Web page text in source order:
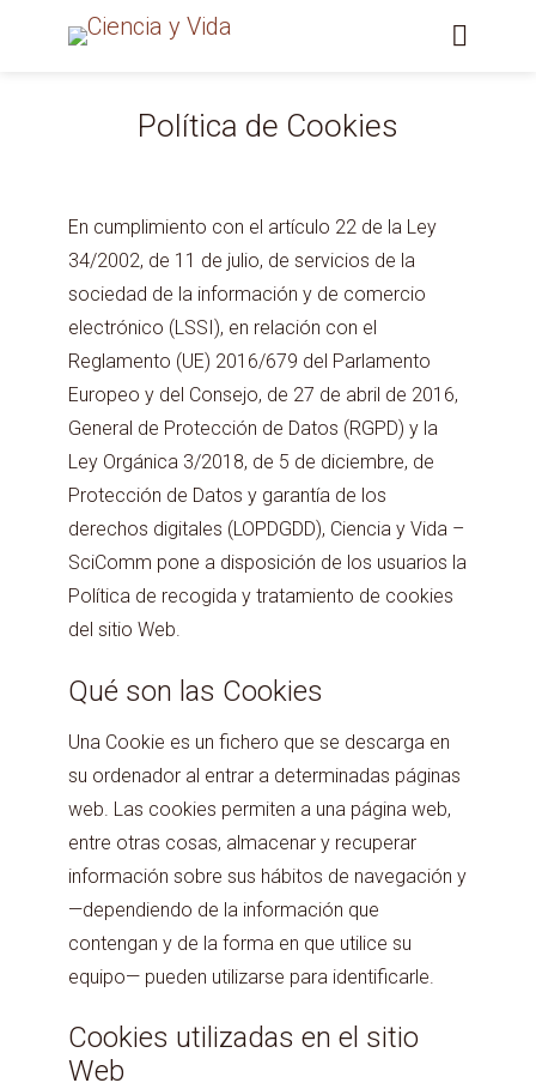
Política de Cookies
En cumplimiento con el artículo 22 de la Ley
34/2002, de 11 de julio, de servicios de la
sociedad de la información y de comercio
electrónico (LSSI), en relación con el
Reglamento (UE) 2016/679 del Parlamento
Europeo y del Consejo, de 27 de abril de 2016,
General de Protección de Datos (RGPD) y la
Ley Orgánica 3/2018, de 5 de diciembre, de
Protección de Datos y garantía de los
derechos digitales (LOPDGDD), Ciencia y Vida –
SciComm pone a disposición de los usuarios la
Política de recogida y tratamiento de cookies
del sitio Web.
Qué son las Cookies
Una Cookie es un fichero que se descarga en
su ordenador al entrar a determinadas páginas
web. Las cookies permiten a una página web,
entre otras cosas, almacenar y recuperar
información sobre sus hábitos de navegación y
—dependiendo de la información que
contengan y de la forma en que utilice su
equipo— pueden utilizarse para identificarle.
Cookies utilizadas en el sitio
Web